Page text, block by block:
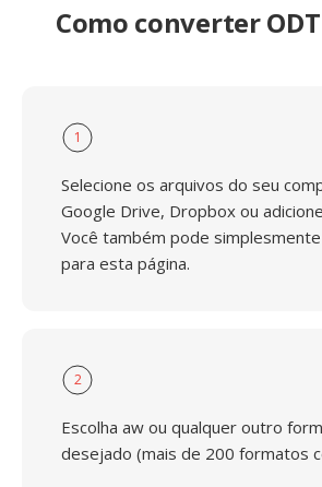
Como converter
1
Selecione os arquivos do seu
Google Drive, Dropbox ou
Você também pode
para esta página.
2
Escolha aw ou qualquer outro
desejado (mais de 200 formatos